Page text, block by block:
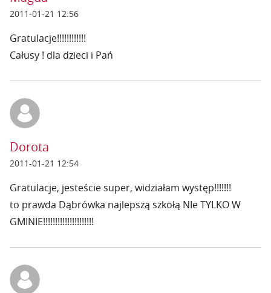
2011-01-21 12:56
Gratulacje!!!!!!!!!!!!
Całusy ! dla dzieci i Pań
Dorota
2011-01-21 12:54
Gratulacje, jesteście super, widziałam występ!!!!!!!
to prawda Dąbrówka najlepszą szkołą NIe TYLKO W
GMINIE!!!!!!!!!!!!!!!!!!!!!